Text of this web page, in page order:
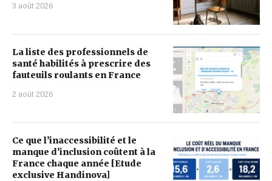
3 août 2026
La liste des professionnels de
santé habilités à prescrire des
fauteuils roulants en France
2 août 2026
Ce que l’inaccessibilité et le
manque d’inclusion coûtent à la
France chaque année [Etude
exclusive Handinova]